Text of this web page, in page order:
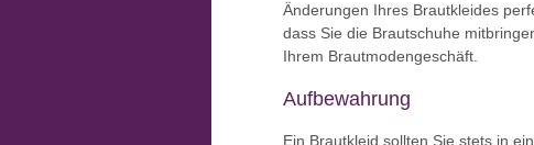
Änderungen Ihres Brautkleides
dass Sie die Brautschuhe
Ihrem Brautmodengeschäft.
Aufbewahrung
Ein Brautkleid sollten Sie stets in